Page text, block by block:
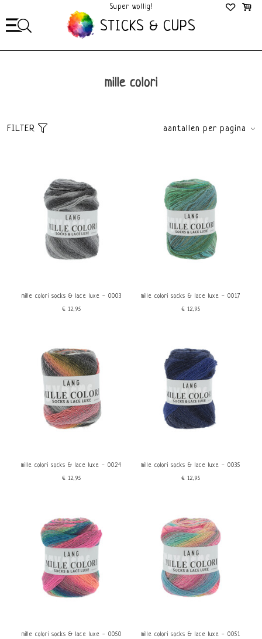
Super wollig!
Mega Gezellig!
STICKS & CUPS
mille colori
FILTER
aantallen per pagina
Nieuwste producten
Laagste prijs
Hoogste prijs
€0 €15
mille colori socks & lace luxe - 0003
€12,95
mille colori socks & lace luxe - 0017
€12,95
mille colori socks & lace luxe - 0024
€12,95
mille colori socks & lace luxe - 0035
€12,95
mille colori socks & lace luxe - 0050
mille colori socks & lace luxe - 0051